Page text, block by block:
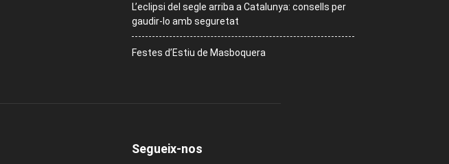
L’eclipsi del segle arriba a Catalunya: consells per
gaudir-lo amb seguretat
Festes d’Estiu de Masboquera
Segueix-nos